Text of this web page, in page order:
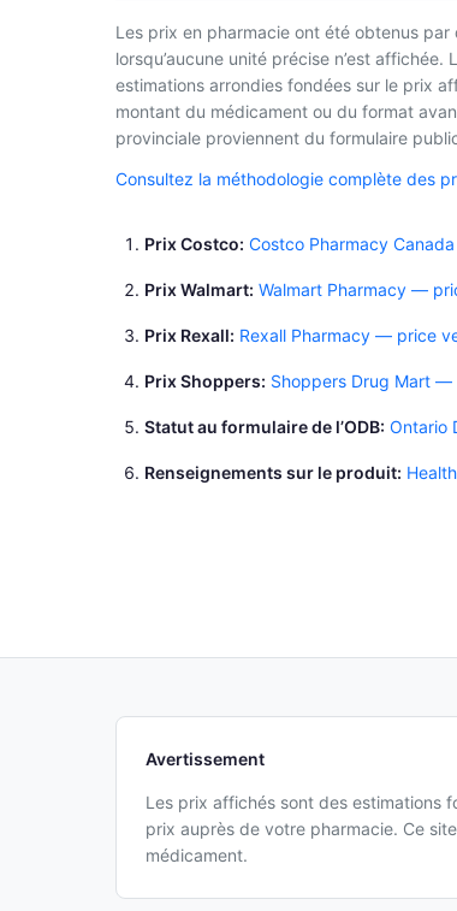
Les prix en pharmacie ont été obtenus
lorsqu’aucune unité précise n’est
estimations arrondies fondées sur le prix
montant du médicament ou du format
provinciale proviennent du formulaire
Consultez la méthodologie complète des
Prix Costco Costco Pharmacy
Prix Walmart Walmart Pharmacy —
Prix Rexall Rexall Pharmacy — price
Prix Shoppers Shoppers Drug Mart
Statut au formulaire de l’ODB Ontario
Renseignements sur le produit
Avertissement
Les prix affichés sont des estimations
prix auprès de votre pharmacie. Ce
médicament.